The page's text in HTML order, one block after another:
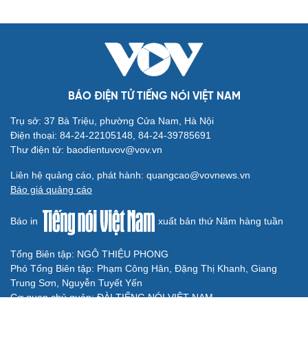
hóa, nghệ thuật nổi bật của châu Á
Hé lộ những màn trình diễn biến hóa ngoạn mục từ
Imagine Dragons và dàn sao Việt
Lễ hội Đèn lồng Quốc tế Ocean City: Hết đau đầu với câu
hỏi Tết này đi đâu, chơi gì
Imagine Dragons 'gây bão mạng' khi xác nhận lưu diễn
Việt Nam
BẤT ĐỘNG SẢN
dịch chuyển cư dân từ trung tâm
Mục tiêu 114 dự án: Hà Nội sẽ tháo gỡ điểm nghẽn nhà ở
xã hội ra sao?